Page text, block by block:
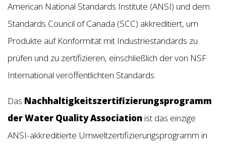
American National Standards Institute (ANSI) und dem
Standards Council of Canada (SCC) akkreditiert, um
Produkte auf Konformität mit Industriestandards zu
prüfen und zu zertifizieren, einschließlich der von NSF
International veröffentlichten Standards.
Das Nachhaltigkeitszertifizierungsprogramm
der Water Quality Association ist das einzige
ANSI-akkreditierte Umweltzertifizierungsprogramm in